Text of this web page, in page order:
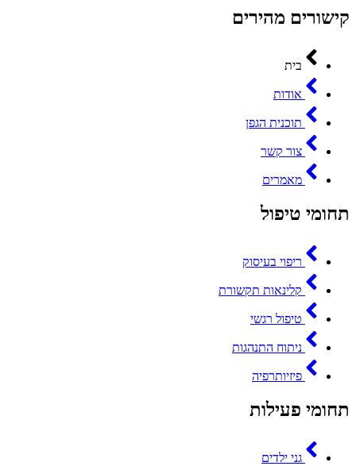
קישורים מהירים
בית
אודות
תוכנית הגפן
צור קשר
מאמרים
תחומי טיפול
ריפוי בעיסוק
קלינאות תקשורת
טיפול רגשי
ניתוח התנהגות
פיזיותרפיה
תחומי פעילות
גני ילדים